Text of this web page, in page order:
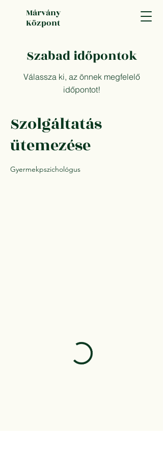
Márvány
Központ
Szabad időpontok
Válassza ki, az önnek megfelelő
időpontot!
Szolgáltatás
ütemezése
Gyermekpszichológus